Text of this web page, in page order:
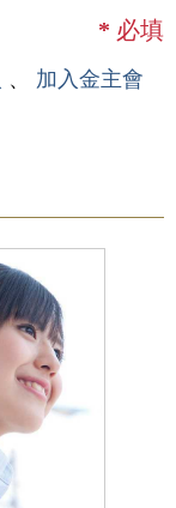
* 必填
、 加入金主會